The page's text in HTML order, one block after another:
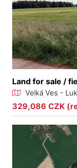
Land for sale /
Velká Ves -
329,086 CZK